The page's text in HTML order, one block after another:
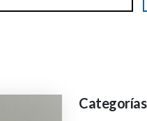
Categorías